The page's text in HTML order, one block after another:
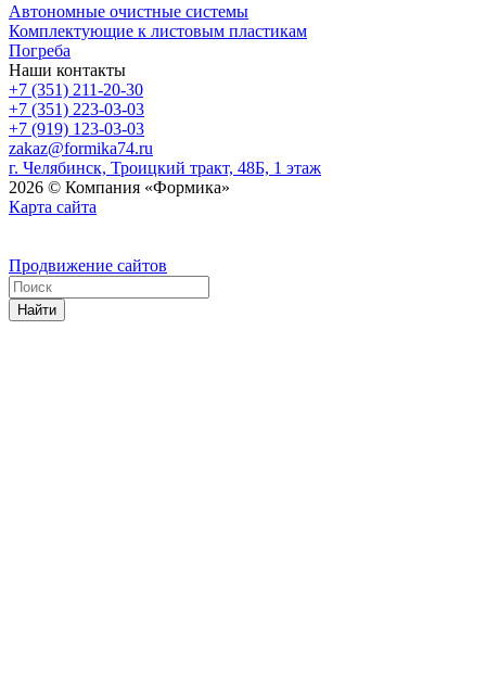
Автономные очистные системы
Комплектующие к листовым пластикам
Погреба
Наши контакты
+7 (351) 211-20-30
+7 (351) 223-03-03
+7 (919) 123-03-03
zakaz@formika74.ru
г. Челябинск, Троицкий тракт, 48Б, 1 этаж
2026 © Компания «Формика»
Карта сайта
Продвижение сайтов
Найти